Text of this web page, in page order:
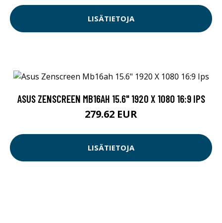
LISÄTIETOJA
ASUS ZENSCREEN MB16AH 15.6" 1920 X 1080 16:9 IPS
279.62 EUR
LISÄTIETOJA